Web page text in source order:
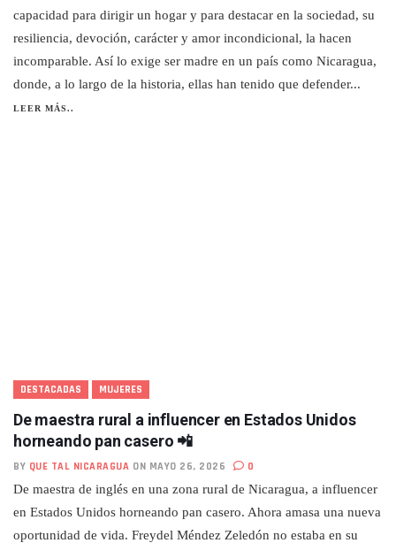
capacidad para dirigir un hogar y para destacar en la sociedad, su
resiliencia, devoción, carácter y amor incondicional, la hacen
incomparable. Así lo exige ser madre en un país como Nicaragua,
donde, a lo largo de la historia, ellas han tenido que defender...
LEER MÁS..
DESTACADAS MUJERES
De maestra rural a influencer en Estados Unidos
horneando pan casero 📲
BY QUE TAL NICARAGUA ON MAYO 26, 2026 0
De maestra de inglés en una zona rural de Nicaragua, a influencer
en Estados Unidos horneando pan casero. Ahora amasa una nueva
oportunidad de vida. Freydel Méndez Zeledón no estaba en su